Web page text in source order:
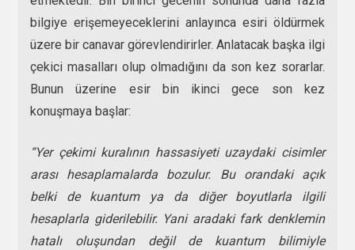
bilgiye erişemeyeceklerini anlayınca esiri öldürmek
üzere bir canavar görevlendirirler. Anlatacak başka ilgi
çekici masalları olup olmadığını da son kez sorarlar.
Bunun üzerine esir bin ikinci gece son kez
konuşmaya başlar:
“Yer çekimi kuralının hassasiyeti uzaydaki cisimler
arası hesaplamalarda bozulur. Bu orandaki açık
belki de kuantum ya da diğer boyutlarla ilgili
hesaplarla giderilebilir. Yani aradaki fark denklemin
hatalı oluşundan değil de kuantum bilimiyle